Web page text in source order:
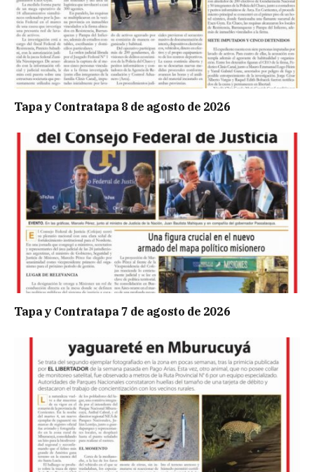
Tapa y Contratapa 8 de agosto de 2026
Tapa y Contratapa 7 de agosto de 2026